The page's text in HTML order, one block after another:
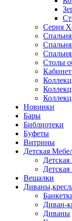
Серия
Столы
Новинки
Бары
Библиотеки
Буфеты
Витрины
Детская
Вешалки
Диван-
Диваны